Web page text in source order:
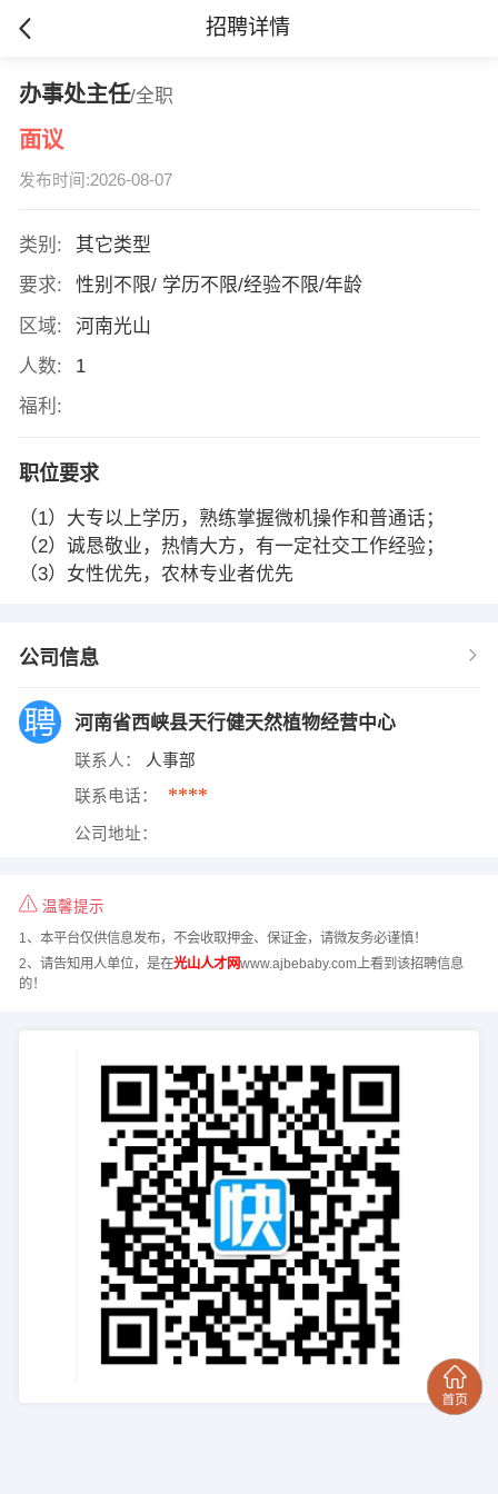
招聘详情
办事处主任/全职
面议
发布时间:2026-08-07
类别:
其它类型
要求:
性别不限/ 学历不限/经验不限/年龄
区域:
河南光山
人数:
1
福利:
职位要求
（1）大专以上学历，熟练掌握微机操作和普通话；
（2）诚恳敬业，热情大方，有一定社交工作经验；
（3）女性优先，农林专业者优先
公司信息
河南省西峡县天行健天然植物经营中心
联系人： 人事部
联系电话： ****
公司地址：
温馨提示
1、本平台仅供信息发布，不会收取押金、保证金，请微友务必谨慎！
2、请告知用人单位，是在光山人才网www.ajbebaby.com上看到该招聘信息
的！